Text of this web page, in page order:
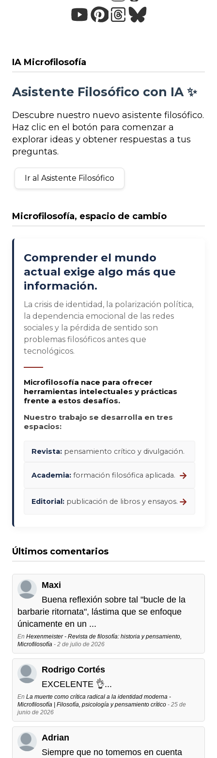
IA Microfilosofía
Asistente Filosófico con IA ✨
Descubre nuestro nuevo asistente filosófico.
Haz clic en el botón para comenzar a
explorar ideas y obtener respuestas a tus
preguntas.
Ir al Asistente Filosófico
Microfilosofía, espacio de cambio
Comprender el mundo
actual exige algo más que
información.
La crisis de identidad, la polarización política,
la dependencia emocional de las redes
sociales y la pérdida de sentido son
problemas filosóficos antes que
tecnológicos.
Microfilosofía nace para ofrecer
herramientas intelectuales y prácticas
frente a estos desafíos.
Nuestro trabajo se desarrolla en tres
espacios:
Revista: pensamiento crítico y divulgación.
Academia: formación filosófica aplicada. →
Editorial: publicación de libros y ensayos. →
Últimos comentarios
Maxi
Buena reflexión sobre tal "bucle de la
barbarie ritornata", lástima que se enfoque
únicamente en un ...
En Hexenmeister - Revista de filosofía: historia y pensamiento,
Microfilosofía - 2 de julio de 2026
Rodrigo Cortés
EXCELENTE 👌...
En La muerte como crítica radical a la identidad moderna -
Microfilosofía | Filosofía, psicología y pensamiento crítico - 25 de
junio de 2026
Adrian
Siempre que no tomemos en cuenta